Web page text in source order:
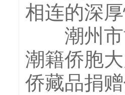
相连的深
潮州市博
潮籍侨胞
侨藏品捐赠